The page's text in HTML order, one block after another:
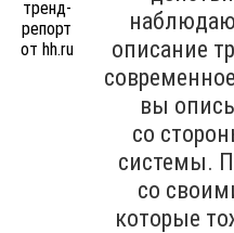
наблюдаю
описание
вы
со
системы.
со
которые